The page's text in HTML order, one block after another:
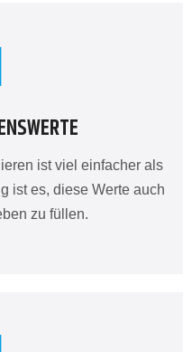
ist viel einfacher als
ist es, diese Werte auch
zu füllen.